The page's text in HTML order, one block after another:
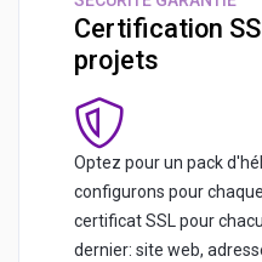
Certification
projets
Optez pour un pack
configurons pour
certificat SSL pour
dernier: site web,